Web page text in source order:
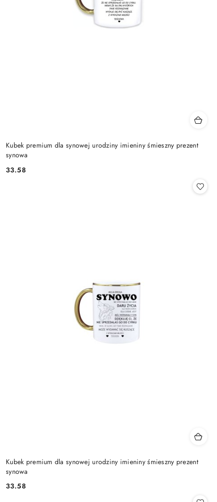
Kubek premium dla synowej urodziny imieniny śmieszny prezent
synowa
Cena:
33.58
Kubek premium dla synowej urodziny imieniny śmieszny prezent
synowa
Cena:
33.58